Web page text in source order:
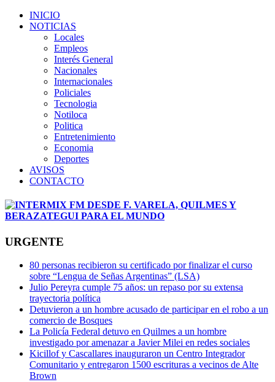
INICIO
NOTICIAS
Locales
Empleos
Interés General
Nacionales
Internacionales
Policiales
Tecnologia
Notiloca
Politica
Entretenimiento
Economia
Deportes
AVISOS
CONTACTO
URGENTE
80 personas recibieron su certificado por finalizar el curso
sobre “Lengua de Señas Argentinas” (LSA)
Julio Pereyra cumple 75 años: un repaso por su extensa
trayectoria política
Detuvieron a un hombre acusado de participar en el robo a un
comercio de Bosques
La Policía Federal detuvo en Quilmes a un hombre
investigado por amenazar a Javier Milei en redes sociales
Kicillof y Cascallares inauguraron un Centro Integrador
Comunitario y entregaron 1500 escrituras a vecinos de Alte
Brown